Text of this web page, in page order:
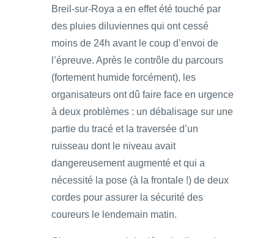
Breil-sur-Roya a en effet été touché par
des pluies diluviennes qui ont cessé
moins de 24h avant le coup d’envoi de
l’épreuve. Après le contrôle du parcours
(fortement humide forcément), les
organisateurs ont dû faire face en urgence
à deux problèmes : un débalisage sur une
partie du tracé et la traversée d’un
ruisseau dont le niveau avait
dangereusement augmenté et qui a
nécessité la pose (à la frontale !) de deux
cordes pour assurer la sécurité des
coureurs le lendemain matin.